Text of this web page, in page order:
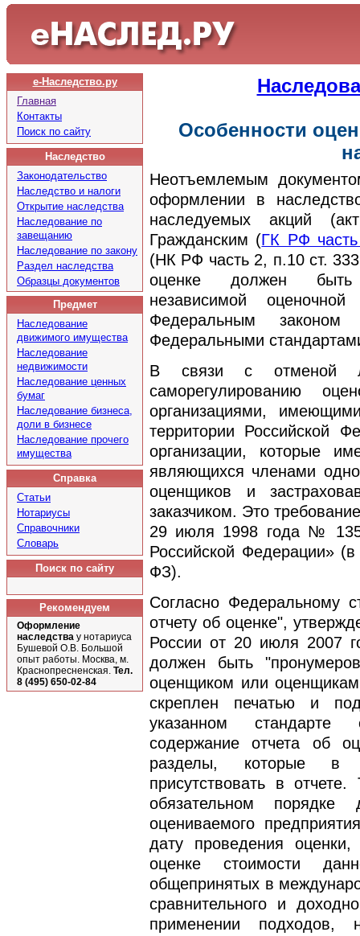
е-Наследство.ру
Главная
Контакты
Поиск по сайту
Наследство
Законодательство
Наследство и налоги
Открытие наследства
Наследование по
завещанию
Наследование по закону
Раздел наследства
Образцы документов
Предмет
Наследование
движимого имущества
Наследование
недвижимости
Наследование ценных
бумаг
Наследование бизнеса,
доли в бизнесе
Наследование прочего
имущества
Справка
Статьи
Нотариусы
Справочники
Словарь
Поиск по сайту
Рекомендуем
Оформление
наследства у нотариуса
Бушевой О.В. Большой
опыт работы. Москва, м.
Краснопресненская. Тел.
8 (495) 650-02-84
Особенности
Неотъемлемым
оформлении в
наследуемых акций
Гражданским (ГК РФ
(НК РФ часть 2, п.10 ст.
оценке должен быть
независимой
Федеральным
Федеральными
В связи с отменой
саморегулированию
организациями,
территории Российской
организации, которые
являющихся членами
оценщиков и
заказчиком. Это
29 июля 1998 года №
Российской Федерации»
ФЗ).
Согласно Федеральному
отчету об оценке",
России от 20 июля 2007
должен быть
оценщиком или
скреплен печатью и
указанном стандарте
содержание отчета об
разделы, которые в
присутствовать в
обязательном порядке
оцениваемого
дату проведения
оценке стоимости
общепринятых в
сравнительного и
применении подходов,